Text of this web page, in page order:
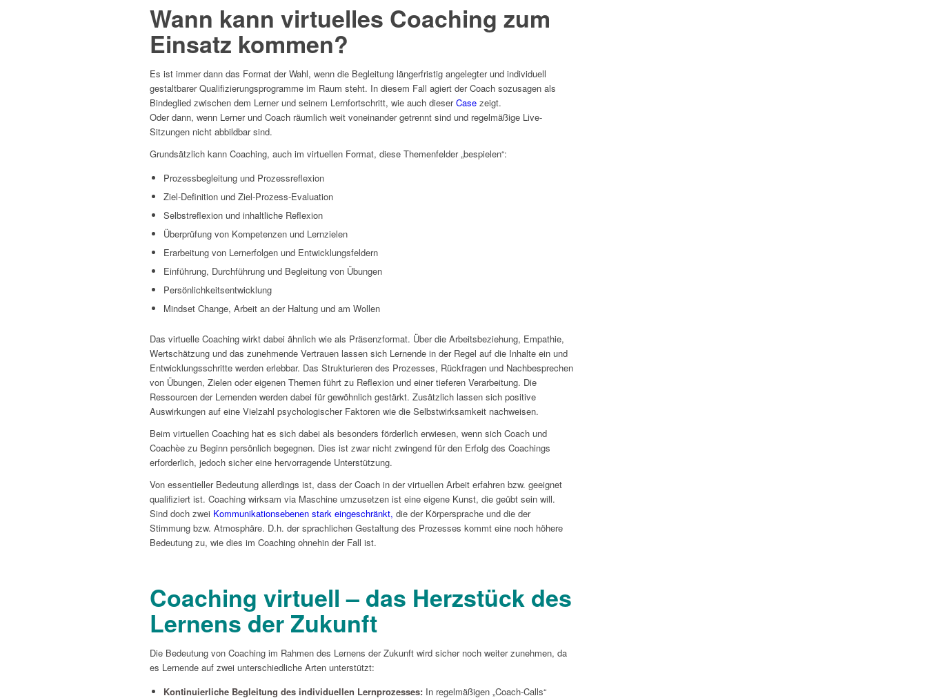
Wann kann virtuelles Coaching zum
Einsatz kommen?
Es ist immer dann das Format der Wahl, wenn die Begleitung längerfristig angelegter und individuell
gestaltbarer Qualifizierungsprogramme im Raum steht. In diesem Fall agiert der Coach sozusagen als
Bindeglied zwischen dem Lerner und seinem Lernfortschritt, wie auch dieserCase zeigt.
Oder dann, wenn Lerner und Coach räumlich weit voneinander getrennt sind und regelmäßige Live-
Sitzungen nicht abbildbar sind.
Grundsätzlich kann Coaching, auch im virtuellen Format, diese Themenfelder „bespielen“:
Prozessbegleitung und Prozessreflexion
Ziel-Definition und Ziel-Prozess-Evaluation
Selbstreflexion und inhaltliche Reflexion
Überprüfung von Kompetenzen und Lernzielen
Erarbeitung von Lernerfolgen und Entwicklungsfeldern
Einführung, Durchführung und Begleitung von Übungen
Persönlichkeitsentwicklung
Mindset Change, Arbeit an der Haltung und am Wollen
Das virtuelle Coaching wirkt dabei ähnlich wie als Präsenzformat. Über die Arbeitsbeziehung, Empathie,
Wertschätzung und das zunehmende Vertrauen lassen sich Lernende in der Regel auf die Inhalte ein und
Entwicklungsschritte werden erlebbar. Das Strukturieren des Prozesses, Rückfragen und Nachbesprechen
von Übungen, Zielen oder eigenen Themen führt zu Reflexion und einer tieferen Verarbeitung. Die
Ressourcen der Lernenden werden dabei für gewöhnlich gestärkt. Zusätzlich lassen sich positive
Auswirkungen auf eine Vielzahl psychologischer Faktoren wie die Selbstwirksamkeit nachweisen.
Beim virtuellen Coaching hat es sich dabei als besonders förderlich erwiesen, wenn sich Coach und
Coachèe zu Beginn persönlich begegnen. Dies ist zwar nicht zwingend für den Erfolg des Coachings
erforderlich, jedoch sicher eine hervorragende Unterstützung.
Von essentieller Bedeutung allerdings ist, dass der Coach in der virtuellen Arbeit erfahren bzw. geeignet
qualifiziert ist. Coaching wirksam via Maschine umzusetzen ist eine eigene Kunst, die geübt sein will.
Sind doch zwei Kommunikationsebenen stark eingeschränkt, die der Körpersprache und die der
Stimmung bzw. Atmosphäre. D.h. der sprachlichen Gestaltung des Prozesses kommt eine noch höhere
Bedeutung zu, wie dies im Coaching ohnehin der Fall ist.
Coaching virtuell – das Herzstück des
Lernens der Zukunft
Die Bedeutung von Coaching im Rahmen des Lernens der Zukunft wird sicher noch weiter zunehmen, da
es Lernende auf zwei unterschiedliche Arten unterstützt:
Kontinuierliche Begleitung des individuellen Lernprozesses: In regelmäßigen „Coach-Calls“